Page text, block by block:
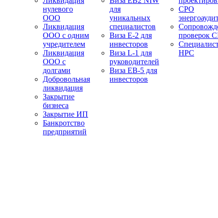
нулевого
ООО
Ликвидация
ООО с одним
учредителем
Ликвидация
ООО с
долгами
Добровольная
ликвидация
Закрытие
бизнеса
Закрытие ИП
Банкротство
предприятий
для
уникальных
специалистов
Виза E-2 для
инвесторов
Виза L-1 для
руководителей
Виза EB-5 для
инвесторов
СРО
проверок
НРС